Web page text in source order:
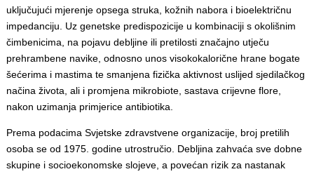
uključujući mjerenje opsega struka, kožnih nabora i bioelektričnu
impedanciju. Uz genetske predispozicije u kombinaciji s okolišnim
čimbenicima, na pojavu debljine ili pretilosti značajno utječu
prehrambene navike, odnosno unos visokokalorične hrane bogate
šećerima i mastima te smanjena fizička aktivnost uslijed sjedilačkog
načina života, ali i promjena mikrobiote, sastava crijevne flore,
nakon uzimanja primjerice antibiotika.
Prema podacima Svjetske zdravstvene organizacije, broj pretilih
osoba se od 1975. godine utrostručio. Debljina zahvaća sve dobne
skupine i socioekonomske slojeve, a povećan rizik za nastanak